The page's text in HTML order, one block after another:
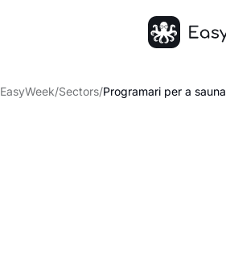
EasyWeek/Sectors/Programari per a sauna